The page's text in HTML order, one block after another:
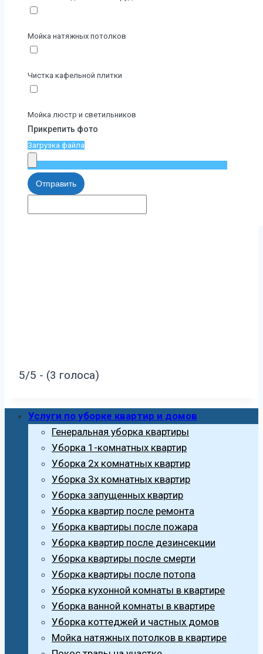
Мойка натяжных потолков
Чистка кафельной плитки
Мойка люстр и светильников
Прикрепить фото
Загрузка файла
Отправить
5/5 - (3 голоса)
Услуги по уборке квартир и домов
Генеральная уборка квартиры
Уборка 1-комнатных квартир
Уборка 2х комнатных квартир
Уборка 3х комнатных квартир
Уборка запущенных квартир
Уборка квартир после ремонта
Уборка квартиры после пожара
Уборка квартир после дезинсекции
Уборка квартиры после смерти
Уборка квартиры после потопа
Уборка кухонной комнаты в квартире
Уборка ванной комнаты в квартире
Уборка коттеджей и частных домов
Мойка натяжных потолков в квартире